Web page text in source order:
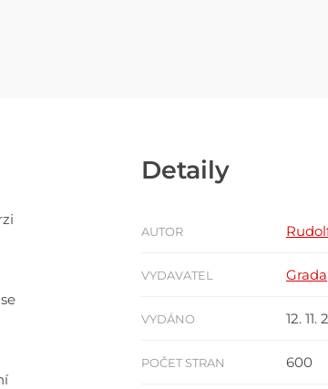
Detaily
AUTOR
VYDAVATEL Grada
VYDÁNO 12. 11.
POČET STRAN 600